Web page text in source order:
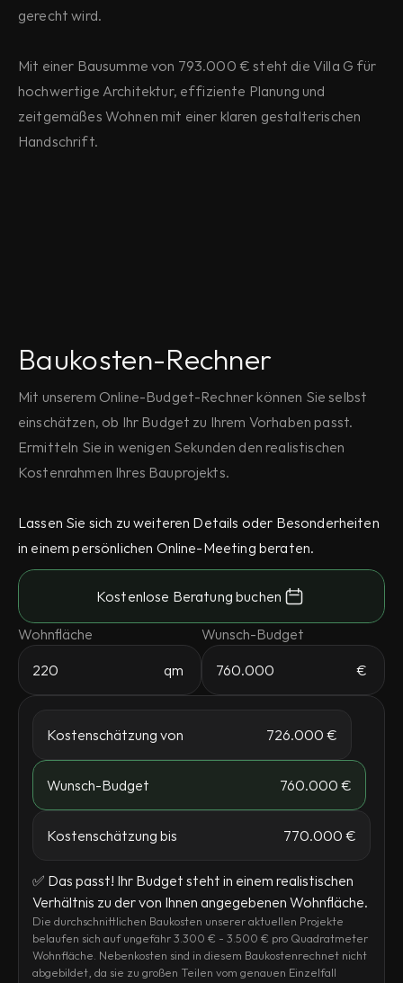
gerecht wird.
Mit einer Bausumme von 793.000 € steht die Villa G für
hochwertige Architektur, effiziente Planung und
zeitgemäßes Wohnen mit einer klaren gestalterischen
Handschrift.
Wohnfläche
qm
Wunsch-Budget
€
Kostenschätzung von 726.000 €
Wunsch-Budget 760.000 €
Kostenschätzung bis 770.000 €
✅ Das passt! Ihr Budget steht in einem realistischen
Verhältnis zu der von Ihnen angegebenen Wohnfläche.
Die durchschnittlichen Baukosten unserer aktuellen Projekte
belaufen sich auf ungefähr 3.300 € - 3.500 € pro Quadratmeter
Wohnfläche. Nebenkosten sind in diesem Baukostenrechnet nicht
abgebildet, da sie zu großen Teilen vom genauen Einzelfall
Baukosten-Rechner
Mit unserem Online-Budget-Rechner können Sie selbst
einschätzen, ob Ihr Budget zu Ihrem Vorhaben passt.
Ermitteln Sie in wenigen Sekunden den realistischen
Kostenrahmen Ihres Bauprojekts.
Lassen Sie sich zu weiteren Details oder Besonderheiten
in einem persönlichen Online-Meeting beraten.
Kostenlose Beratung buchen